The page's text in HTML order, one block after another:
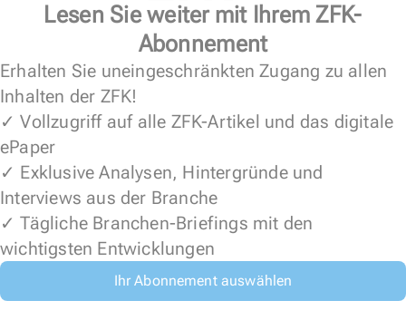
Lesen Sie weiter mit Ihrem ZFK-
Abonnement
Erhalten Sie uneingeschränkten Zugang zu allen
Inhalten der ZFK!
✓ Vollzugriff auf alle ZFK-Artikel und das digitale
ePaper
✓ Exklusive Analysen, Hintergründe und
Interviews aus der Branche
✓ Tägliche Branchen-Briefings mit den
wichtigsten Entwicklungen
Ihr Abonnement auswählen